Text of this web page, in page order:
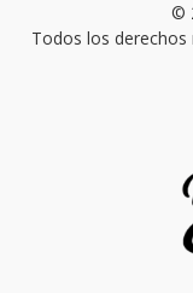
©
Todos los derechos